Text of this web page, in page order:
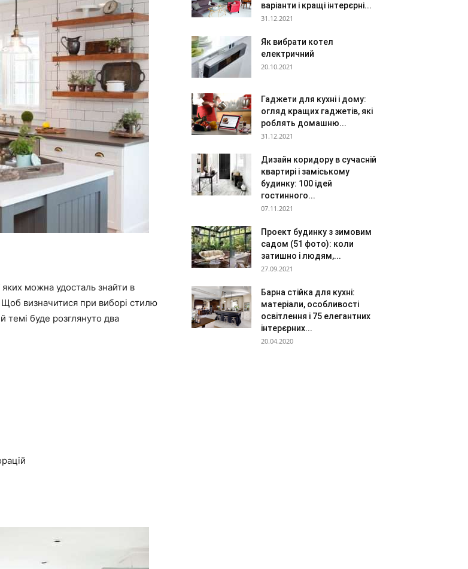
яких можна удосталь знайти в
Щоб визначитися при виборі стилю
темі буде розглянуто два
варіанти і кращі інтерєрні...
31.12.2021
Як вибрати котел
електричний
20.10.2021
Гаджети для кухні і дому:
огляд кращих гаджетів, які
роблять домашню...
31.12.2021
Дизайн коридору в сучасній
квартирі і заміському
будинку: 100 ідей
гостинного...
07.11.2021
Проект будинку з зимовим
садом (51 фото): коли
затишно і людям,...
27.09.2021
Барна стійка для кухні:
матеріали, особливості
освітлення і 75 елегантних
інтерєрних...
20.04.2020